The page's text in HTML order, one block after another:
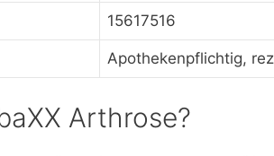
15617516
Apothekenpflichtig,
Arthrose?